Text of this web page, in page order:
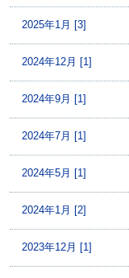
2025年1月 [3]
2024年12月 [1]
2024年9月 [1]
2024年7月 [1]
2024年5月 [1]
2024年1月 [2]
2023年12月 [1]